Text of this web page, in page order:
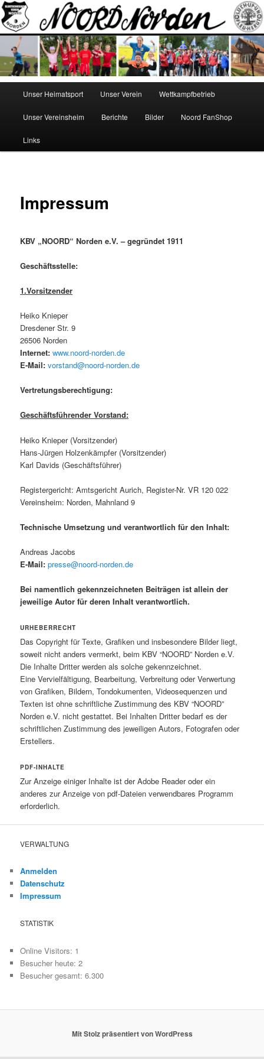
Zum
Inhalt
wechseln
NOORD
Norden
Unser Heimatsport Unser Verein Wettkampfbetrieb
Unser Vereinsheim Berichte Bilder Noord FanShop
Links
Impressum
KBV „NOORD“ Norden e.V. – gegründet 1911
Geschäftsstelle:
1.Vorsitzender
Heiko Knieper
Dresdener Str. 9
26506 Norden
Internet: www.noord-norden.de
E-Mail:vorstand@noord-norden.de
Vertretungsberechtigung:
Geschäftsführender Vorstand:
Heiko Knieper (Vorsitzender)
Hans-Jürgen Holzenkämpfer (Vorsitzender)
Karl Davids (Geschäftsführer)
Registergericht: Amtsgericht Aurich, Register-Nr. VR 120 022
Vereinsheim: Norden, Mahnland 9
Technische Umsetzung und verantwortlich für den Inhalt:
Andreas Jacobs
E-Mail:presse@noord-norden.de
Bei namentlich gekennzeichneten Beiträgen ist allein der
jeweilige Autor für deren Inhalt verantwortlich.
URHEBERRECHT
Das Copyright für Texte, Grafiken und insbesondere Bilder liegt,
soweit nicht anders vermerkt, beim KBV “NOORD” Norden e.V.
Die Inhalte Dritter werden als solche gekennzeichnet.
Eine Vervielfältigung, Bearbeitung, Verbreitung oder Verwertung
von Grafiken, Bildern, Tondokumenten, Videosequenzen und
Texten ist ohne schriftliche Zustimmung des KBV “NOORD”
Norden e.V. nicht gestattet. Bei Inhalten Dritter bedarf es der
schriftlichen Zustimmung des jeweiligen Autors, Fotografen oder
Erstellers.
PDF-INHALTE
Zur Anzeige einiger Inhalte ist der Adobe Reader oder ein
anderes zur Anzeige von pdf-Dateien verwendbares Programm
erforderlich.
VERWALTUNG
Anmelden
Datenschutz
Impressum
STATISTIK
Online Visitors: 1
Besucher heute:2
Besucher gesamt:6.300
Mit Stolz präsentiert von WordPress